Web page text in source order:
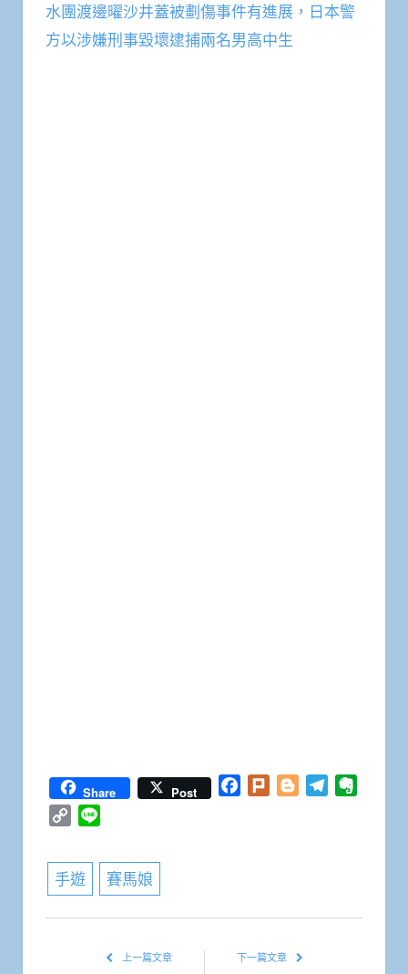
水團渡邊曜沙井蓋被劃傷事件有進展，日本警
方以涉嫌刑事毀壞逮捕兩名男高中生
Share Post Facebook
Plurk BloggerTelegram
Copy
手遊 賽馬娘
上一篇文章 下一篇文章